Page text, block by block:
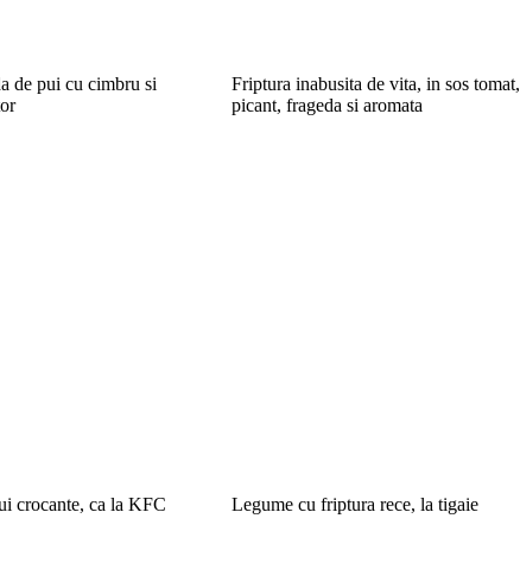
de pui cu cimbru si
Friptura inabusita de vita, in sos tomat,
picant, frageda si aromata
crocante, ca la KFC Legume cu friptura rece, la tigaie